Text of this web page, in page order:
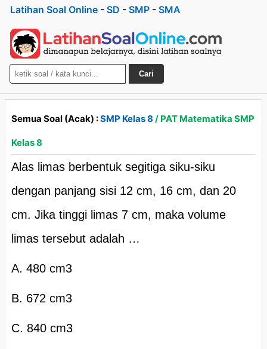
Latihan Soal Online - SD - SMP - SMA
Cari
Semua Soal (Acak) :SMP Kelas 8 / PAT Matematika SMP
Kelas 8
Alas limas berbentuk segitiga siku-siku
dengan panjang sisi 12 cm, 16 cm, dan 20
cm. Jika tinggi limas 7 cm, maka volume
limas tersebut adalah …
A. 480 cm3
B. 672 cm3
C. 840 cm3